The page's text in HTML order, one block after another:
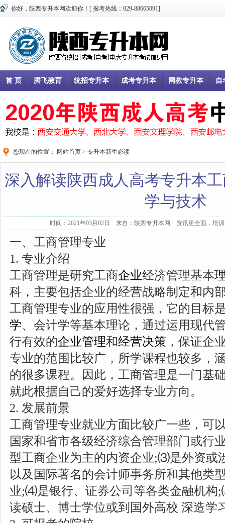
你好，陕西专升本网欢迎你！[ 报考热线：029-88665091]
首 页 腾飞教育 统招专升本 成考专升本 网教专升本 自
您现在的位置： 网站首页 > 专升本新生必读
深入解读陕西成人高考专升本
学与技术
时间：2021年03月02日 来自：陕西专升本网 资讯更全面，培
一、工商管理专业
1. 专业介绍
工商管理是研究工商企业经济管理基本
科，主要包括企业的经营战略制定和内
工商管理专业的应用性很强，它的目标
学、会计学等基本理论，通过运用现代
行有效的企业管理和经营决策 ，保证企
专业的范围比较广，所学课程也较多，
的很多课程。因此，工商管理是一门基
就此根据自己的爱好选择专业方向。
2. 发展前景
工商管理专业就业方面比较广一些，可
国家和省市各级经济综合管理部门或行
型工商企业为主的内资企业;⑶是外资或
以及国际著名的会计师事务所和其他类
业;⑷是银行、证券公司等各类金融机构
读硕士、博士学位或到国外高校 深造学